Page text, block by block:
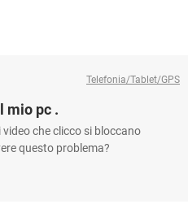
Telefonia/Tablet/GPS
mio pc .
che clicco si bloccano
questo problema?